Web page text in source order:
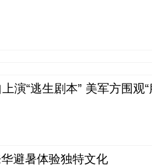
演“逃生剧本” 美军方围观“
避暑体验独特文化